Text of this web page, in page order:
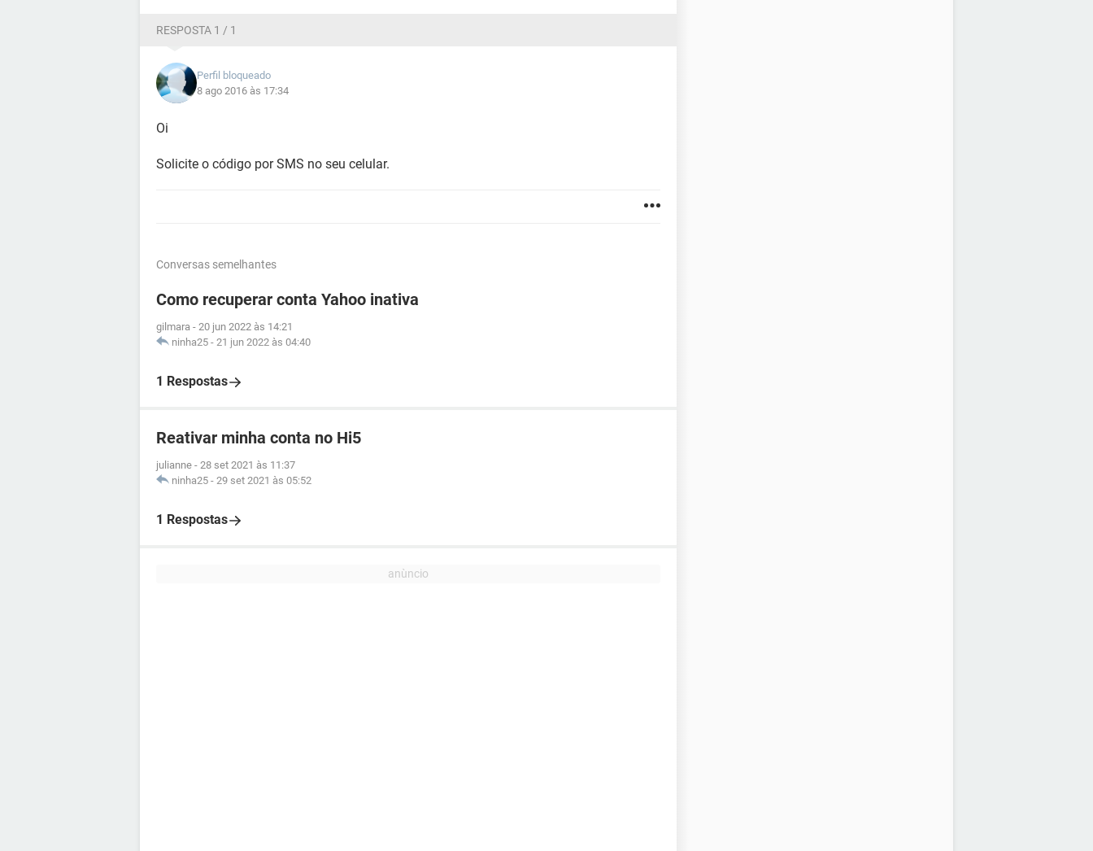
RESPOSTA 1 / 1
Perfil bloqueado
8 ago 2016 às 17:34
Oi
Solicite o código por SMS no seu celular.
Conversas semelhantes
Como recuperar conta Yahoo inativa
gilmara - 20 jun 2022 às 14:21
ninha25 - 21 jun 2022 às 04:40
1 Respostas
Reativar minha conta no Hi5
julianne - 28 set 2021 às 11:37
ninha25 - 29 set 2021 às 05:52
1 Respostas